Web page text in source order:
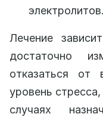
электролитов.
Лечение
достаточно
отказаться от
уровень
случаях